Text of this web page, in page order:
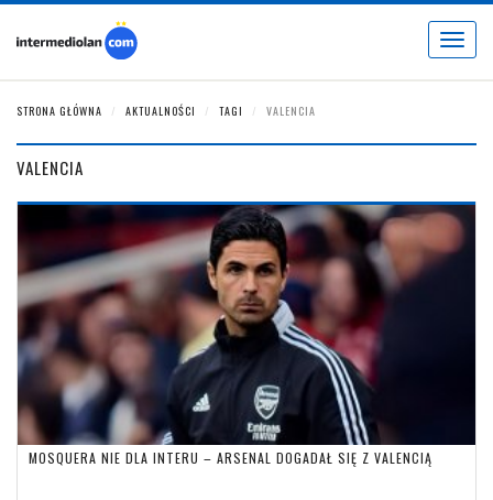
Toggle
STRONA GŁÓWNA AKTUALNOŚCI TAGI VALENCIA
VALENCIA
MOSQUERA NIE DLA INTERU – ARSENAL DOGADAŁ SIĘ Z VALENCIĄ